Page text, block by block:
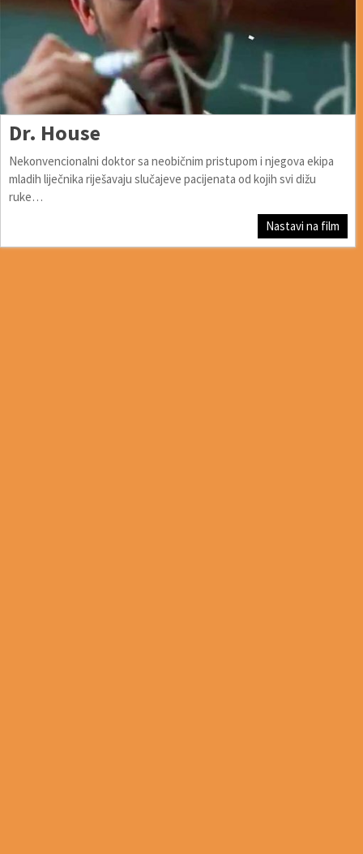
Dr. House
Nekonvencionalni doktor sa neobičnim pristupom i njegova ekipa
mladih liječnika riješavaju slučajeve pacijenata od kojih svi dižu
ruke…
Nastavi na film